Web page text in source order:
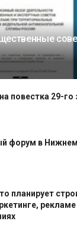
повестка 29-го
форум в
планирует